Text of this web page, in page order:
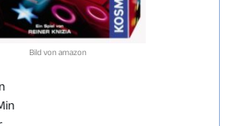
Bild von amazon